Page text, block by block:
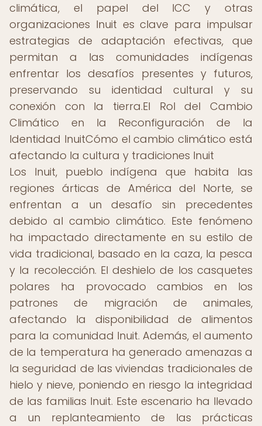
climática, el papel del ICC y otras
organizaciones Inuit es clave para impulsar
estrategias de adaptación efectivas, que
permitan a las comunidades indígenas
enfrentar los desafíos presentes y futuros,
preservando su identidad cultural y su
conexión con la tierra.El Rol del Cambio
Climático en la Reconfiguración de la
Identidad InuitCómo el cambio climático está
afectando la cultura y tradiciones Inuit
Los Inuit, pueblo indígena que habita las
regiones árticas de América del Norte, se
enfrentan a un desafío sin precedentes
debido al cambio climático. Este fenómeno
ha impactado directamente en su estilo de
vida tradicional, basado en la caza, la pesca
y la recolección. El deshielo de los casquetes
polares ha provocado cambios en los
patrones de migración de animales,
afectando la disponibilidad de alimentos
para la comunidad Inuit. Además, el aumento
de la temperatura ha generado amenazas a
la seguridad de las viviendas tradicionales de
hielo y nieve, poniendo en riesgo la integridad
de las familias Inuit. Este escenario ha llevado
a un replanteamiento de las prácticas